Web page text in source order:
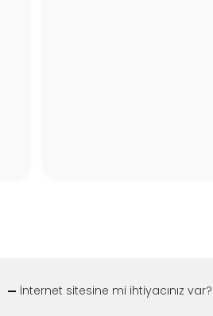
İnternet sitesine mi ihtiyacınız var?